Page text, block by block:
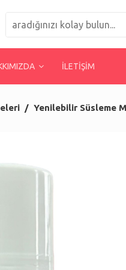
İLETİŞİM
Yenilebilir Süsleme